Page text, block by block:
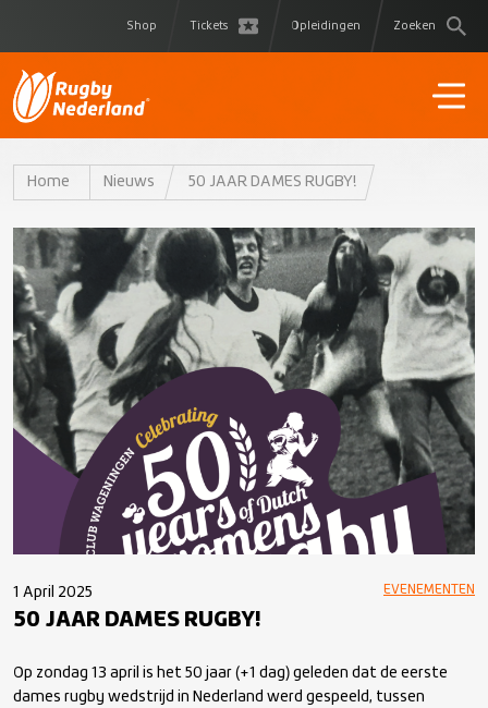
Shop Tickets Opleidingen Zoeken
Home Nieuws 50 JAAR DAMES RUGBY!
1 April 2025 EVENEMENTEN
50 JAAR DAMES RUGBY!
Op zondag 13 april is het 50 jaar (+1 dag) geleden dat de eerste
dames rugby wedstrijd in Nederland werd gespeeld, tussen